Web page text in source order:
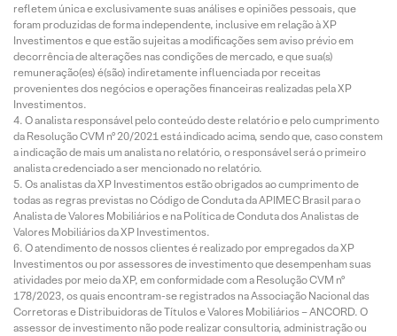
refletem única e exclusivamente suas análises e opiniões pessoais, que
foram produzidas de forma independente, inclusive em relação à XP
Investimentos e que estão sujeitas a modificações sem aviso prévio em
decorrência de alterações nas condições de mercado, e que sua(s)
remuneração(es) é(são) indiretamente influenciada por receitas
provenientes dos negócios e operações financeiras realizadas pela XP
Investimentos.
O analista responsável pelo conteúdo deste relatório e pelo cumprimento
da Resolução CVM nº 20/2021 está indicado acima, sendo que, caso constem
a indicação de mais um analista no relatório, o responsável será o primeiro
analista credenciado a ser mencionado no relatório.
Os analistas da XP Investimentos estão obrigados ao cumprimento de
todas as regras previstas no Código de Conduta da APIMEC Brasil para o
Analista de Valores Mobiliários e na Política de Conduta dos Analistas de
Valores Mobiliários da XP Investimentos.
O atendimento de nossos clientes é realizado por empregados da XP
Investimentos ou por assessores de investimento que desempenham suas
atividades por meio da XP, em conformidade com a Resolução CVM nº
178/2023, os quais encontram-se registrados na Associação Nacional das
Corretoras e Distribuidoras de Títulos e Valores Mobiliários – ANCORD. O
assessor de investimento não pode realizar consultoria, administração ou